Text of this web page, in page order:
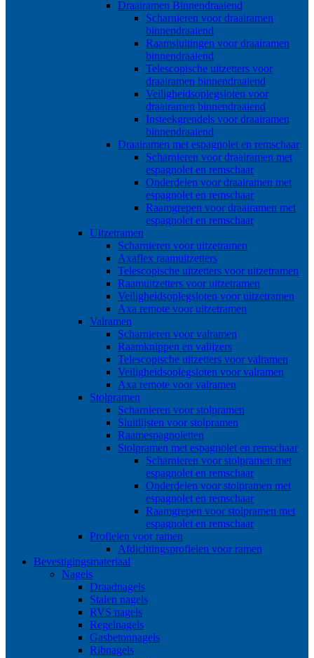
Draairamen Binnendraaiend
Scharnieren voor draairamen
binnendraaiend
Raamsluitingen voor draairamen
binnendraaiend
Telescopische uitzetters voor
draairamen binnendraaiend
Veiligheidsoplegsloten voor
draairamen binnendraaiend
Insteekgrendels voor draairamen
binnendraaiend
Draairamen met espagnolet en remschaar
Scharnieren voor draairamen met
espagnolet en remschaar
Onderdelen voor draairamen met
espagnolet en remschaar
Raamgrepen voor draairamen met
espagnolet en remschaar
Uitzetramen
Scharnieren voor uitzetramen
Axaflex raamuitzetters
Telescopische uitzetters voor uitzetramen
Raamuitzetters voor uitzetramen
Veiligheidsoplegsloten voor uitzetramen
Axa remote voor uitzetramen
Valramen
Scharnieren voor valramen
Raamknippen en valijzers
Telescopische uitzetters voor valramen
Veiligheidsoplegsloten voor valramen
Axa remote voor valramen
Stolpramen
Scharnieren voor stolpramen
Sluitlijsten voor stolpramen
Raamespagnoletten
Stolpramen met espagnolet en remschaar
Scharnieren voor stolpramen met
espagnolet en remschaar
Onderdelen voor stolpramen met
espagnolet en remschaar
Raamgrepen voor stolpramen met
espagnolet en remschaar
Profielen voor ramen
Afdichtingsprofielen voor ramen
Bevestigingsmateriaal
Nagels
Draadnagels
Stalen nagels
RVS nagels
Regelnagels
Gasbetonnagels
Ribnagels